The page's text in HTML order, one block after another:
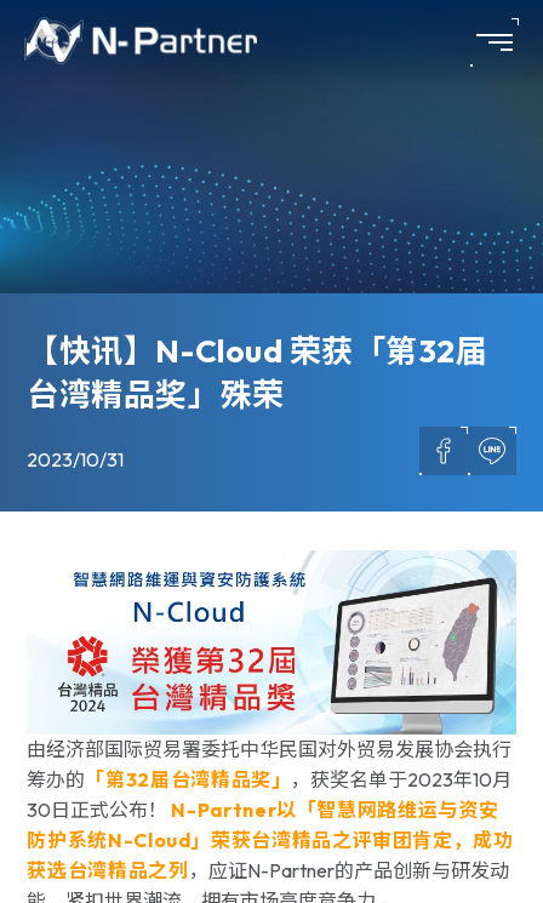
【快讯】N-Cloud 荣获「第32届
台湾精品奖」殊荣
2023/10/31
由经济部国际贸易署委托中华民国对外贸易发展协会执行
筹办的 「第32届台湾精品奖」 ，获奖名单于2023年10月
30日正式公布！ N-Partner以「智慧网路维运与资安
防护系统N-Cloud」荣获台湾精品之评审团肯定，成功
获选台湾精品之列 ，应证N-Partner的产品创新与研发动